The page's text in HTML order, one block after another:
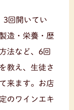
3回開いてい
造・栄養・歴
法など、6回
教え、生徒さ
来ます。お店
のワインエキ